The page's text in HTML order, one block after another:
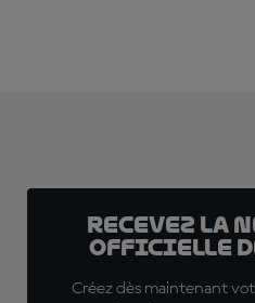
Recevez la
officielle de
Créez dès maintenant